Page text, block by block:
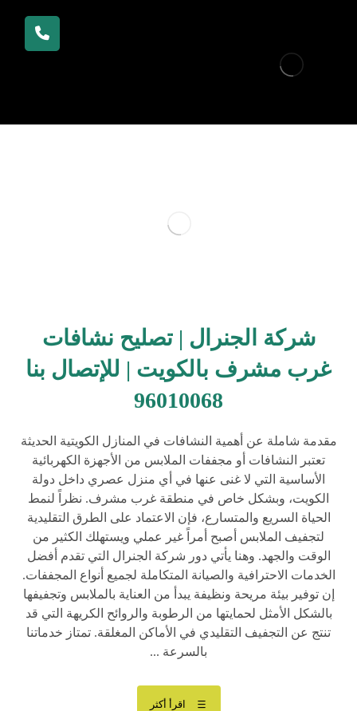
شركة الجنرال | تصليح نشافات
غرب مشرف بالكويت | للإتصال بنا
96010068
مقدمة شاملة عن أهمية النشافات في المنازل الكويتية الحديثة
تعتبر النشافات أو مجففات الملابس من الأجهزة الكهربائية
الأساسية التي لا غنى عنها في أي منزل عصري داخل دولة
الكويت، وبشكل خاص في منطقة غرب مشرف. نظراً لنمط
الحياة السريع والمتسارع، فإن الاعتماد على الطرق التقليدية
لتجفيف الملابس أصبح أمراً غير عملي ويستهلك الكثير من
الوقت والجهد. وهنا يأتي دور شركة الجنرال التي تقدم أفضل
الخدمات الاحترافية والصيانة المتكاملة لجميع أنواع المجففات.
إن توفير بيئة مريحة ونظيفة يبدأ من العناية بالملابس وتجفيفها
بالشكل الأمثل لحمايتها من الرطوبة والروائح الكريهة التي قد
تنتج عن التجفيف التقليدي في الأماكن المغلقة. تمتاز خدماتنا
بالسرعة ...
اقرأ أكثر